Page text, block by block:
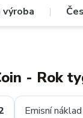
výroba |
- Rok
Emisní náklad